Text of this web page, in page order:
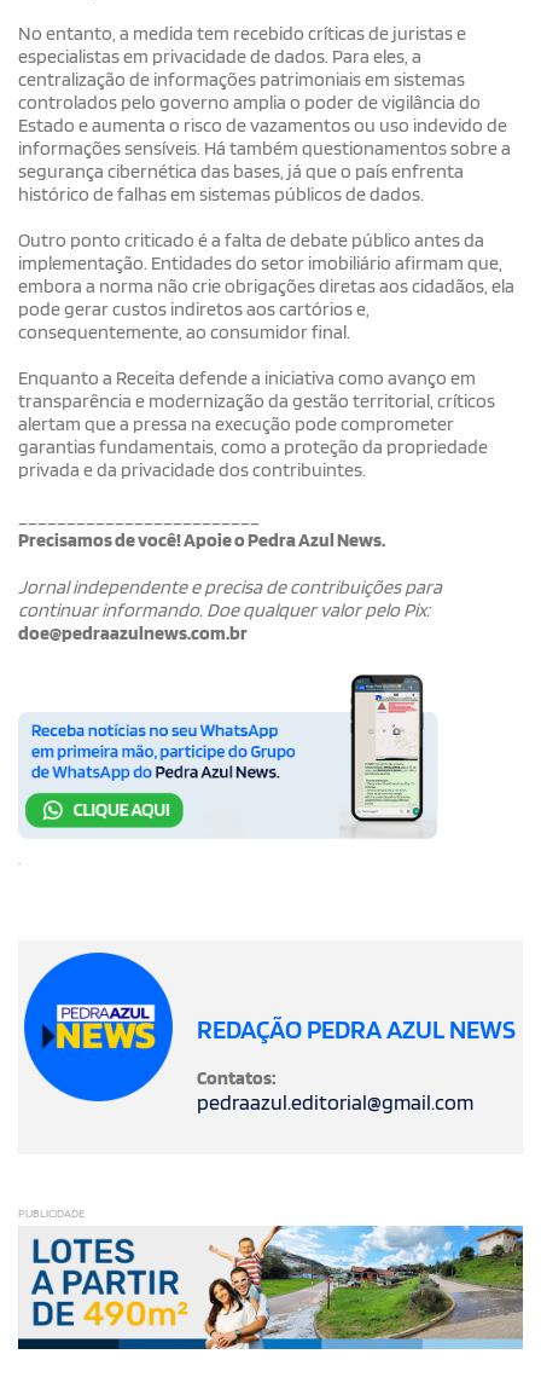
No entanto, a medida tem recebido críticas de juristas e
especialistas em privacidade de dados. Para eles, a
centralização de informações patrimoniais em sistemas
controlados pelo governo amplia o poder de vigilância do
Estado e aumenta o risco de vazamentos ou uso indevido de
informações sensíveis. Há também questionamentos sobre a
segurança cibernética das bases, já que o país enfrenta
histórico de falhas em sistemas públicos de dados.
Outro ponto criticado é a falta de debate público antes da
implementação. Entidades do setor imobiliário afirmam que,
embora a norma não crie obrigações diretas aos cidadãos, ela
pode gerar custos indiretos aos cartórios e,
consequentemente, ao consumidor final.
Enquanto a Receita defende a iniciativa como avanço em
transparência e modernização da gestão territorial, críticos
alertam que a pressa na execução pode comprometer
garantias fundamentais, como a proteção da propriedade
privada e da privacidade dos contribuintes.
Precisamos de você! Apoie o Pedra Azul News.
Jornal independente e precisa de contribuições para
continuar informando. Doe qualquer valor pelo Pix:
doe@pedraazulnews.com.br
.
REDAÇÃO PEDRA AZUL NEWS
Contatos:
pedraazul.editorial@gmail.com
PUBLICIDADE